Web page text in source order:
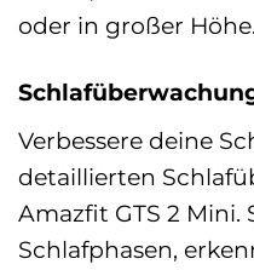
oder in großer Höhe.
Verbessere deine
detaillierten
Amazfit GTS 2 Mini.
Schlafphasen,